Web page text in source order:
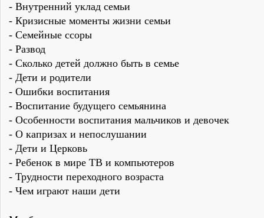
- Внутренний уклад семьи
- Кризисные моменты жизни семьи
- Семейные ссоры
- Развод
- Сколько детей должно быть в семье
- Дети и родители
- Ошибки воспитания
- Воспитание будущего семьянина
- Особенности воспитания мальчиков и девочек
- О капризах и непослушании
- Дети и Церковь
- Ребенок в мире ТВ и компьютеров
- Трудности переходного возраста
- Чем играют наши дети